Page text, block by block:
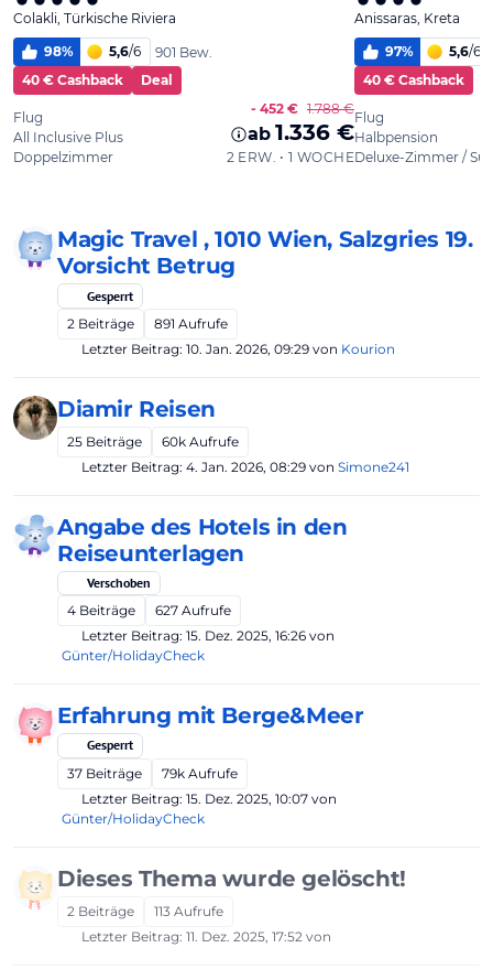
Magic Travel , 1010 Wien, Salzgries 19.
Vorsicht Betrug
Gesperrt
2 Beiträge 891 Aufrufe
Letzter Beitrag: 10. Jan. 2026, 09:29 von Kourion
Diamir Reisen
25 Beiträge 60k Aufrufe
Letzter Beitrag: 4. Jan. 2026, 08:29 von Simone241
Angabe des Hotels in den
Reiseunterlagen
Verschoben
4 Beiträge 627 Aufrufe
Letzter Beitrag: 15. Dez. 2025, 16:26 von
Günter/HolidayCheck
Erfahrung mit Berge&Meer
Gesperrt
37 Beiträge 79k Aufrufe
Letzter Beitrag: 15. Dez. 2025, 10:07 von
Günter/HolidayCheck
Dieses Thema wurde gelöscht!
2 Beiträge 113 Aufrufe
Letzter Beitrag: 11. Dez. 2025, 17:52 von